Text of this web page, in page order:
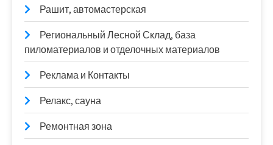
Рашит, автомастерская
Региональный Лесной Склад, база
пиломатериалов и отделочных материалов
Реклама и Контакты
Релакс, сауна
Ремонтная зона